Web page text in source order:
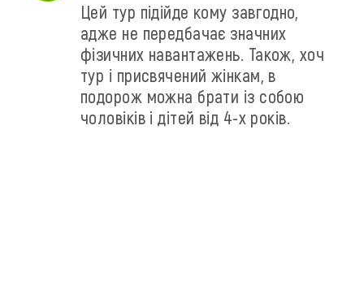
Цей тур підійде кому завгодно,
адже не передбачає значних
фізичних навантажень. Також, хоч
тур і присвячений жінкам, в
подорож можна брати із собою
чоловіків і дітей від 4-х років.